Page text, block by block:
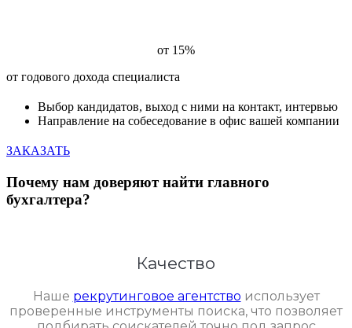
от 15%
от годового дохода специалиста
Выбор кандидатов, выход с ними на контакт, интервью
Направление на собеседование в офис вашей компании
ЗАКАЗАТЬ
Почему нам доверяют найти главного
бухгалтера?
Качество
Наше рекрутинговое агентство использует
проверенные инструменты поиска, что позволяет